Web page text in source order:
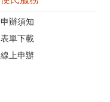
申辦須知
表單下載
線上申辦